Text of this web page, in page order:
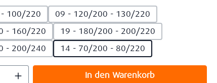
100/220
09 - 120/200 - 130/220
- 160/220
19 - 180/200 - 200/220
- 200/240
14 - 70/200 - 80/220
Gib den gewünschten Wert
In den Warenkorb